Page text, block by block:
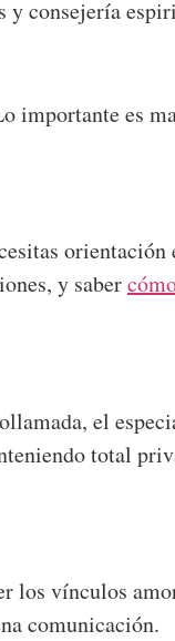
y consejería
importante es
y saber
el
total
los vínculos
comunicación.